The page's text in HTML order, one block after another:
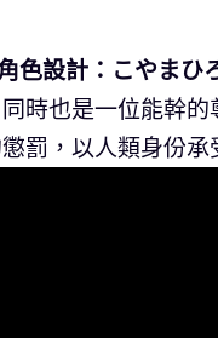
設計：こやまひ
時也是一位能幹
罰，以人類身份承